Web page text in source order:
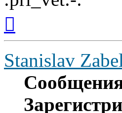
началу
Stanislav